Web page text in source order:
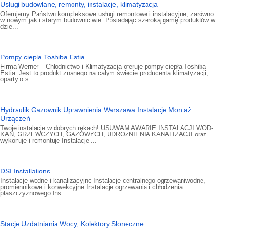
Usługi budowlane, remonty, instalacje, klimatyzacja
Oferujemy Państwu kompleksowe usługi remontowe i instalacyjne, zarówno
w nowym jak i starym budownictwie. Posiadając szeroką gamę produktów w
dzie...
Pompy ciepła Toshiba Estia
Firma Werner – Chłodnictwo i Klimatyzacja oferuje pompy ciepła Toshiba
Estia. Jest to produkt znanego na całym świecie producenta klimatyzacji,
oparty o s...
Hydraulik Gazownik Uprawnienia Warszawa Instalacje Montaż
Urządzeń
Twoje instalacje w dobrych rękach! USUWAM AWARIE INSTALACJI WOD-
KAN, GRZEWCZYCH, GAZOWYCH, UDROŻNIENIA KANALIZACJI oraz
wykonuję i remontuję Instalacje ...
DSI Installations
Instalacje wodne i kanalizacyjne Instalacje centralnego ogrzewaniwodne,
promiennikowe i konwekcyjne Instalacje ogrzewania i chłodzenia
płaszczyznowego Ins...
Stacje Uzdatniania Wody, Kolektory Słoneczne